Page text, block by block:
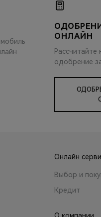
ОНЛАЙН
Рассчитайте
одобрение
Онлайн
Выбор и
Кредит
О компании